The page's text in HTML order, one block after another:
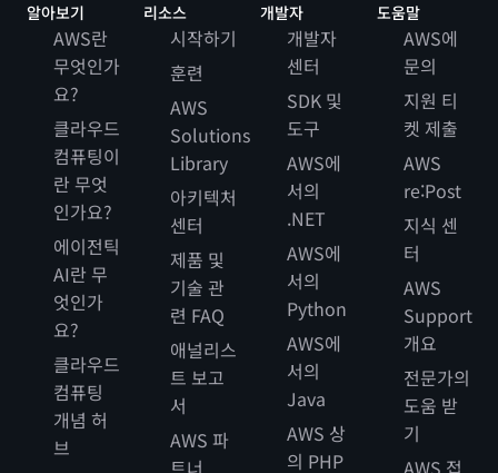
알아보기
AWS란
무엇인가
요?
클라우드
컴퓨팅이
란 무엇
인가요?
에이전틱
AI란 무
엇인가
요?
클라우드
컴퓨팅
개념 허
브
리소스
시작하기
훈련
AWS
Solutions
Library
아키텍처
센터
제품 및
기술 관
련 FAQ
애널리스
트 보고
서
AWS 파
개발자
개발자
센터
SDK 및
도구
AWS에
서의
.NET
AWS에
서의
Python
AWS에
서의
Java
AWS 상
의 PHP
도움말
AWS에
문의
지원 티
켓 제출
AWS
re:Post
지식 센
터
AWS
Support
개요
전문가의
도움 받
기